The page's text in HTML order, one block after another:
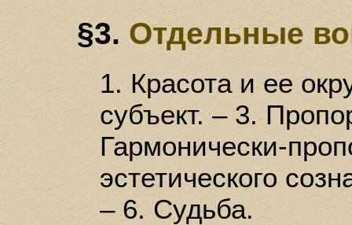
§3. Отдельные
1. Красота и ее
субъект. – 3.
Гармонически-
эстетического
– 6. Судьба.